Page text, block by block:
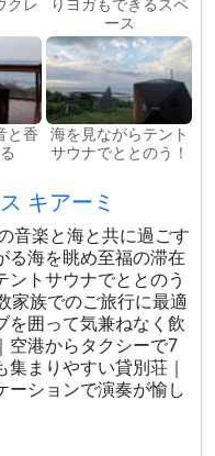
ース
と香
海を見ながらテント
サウナでととのう！
キアーミ
音楽と海と共に過ごす
る海を眺め至福の滞在
ントサウナでととのう
家族でのご旅行に最適
を囲って気兼ねなく飲
空港からタクシーで7
まりやすい貸別荘｜
ーションで演奏が愉し